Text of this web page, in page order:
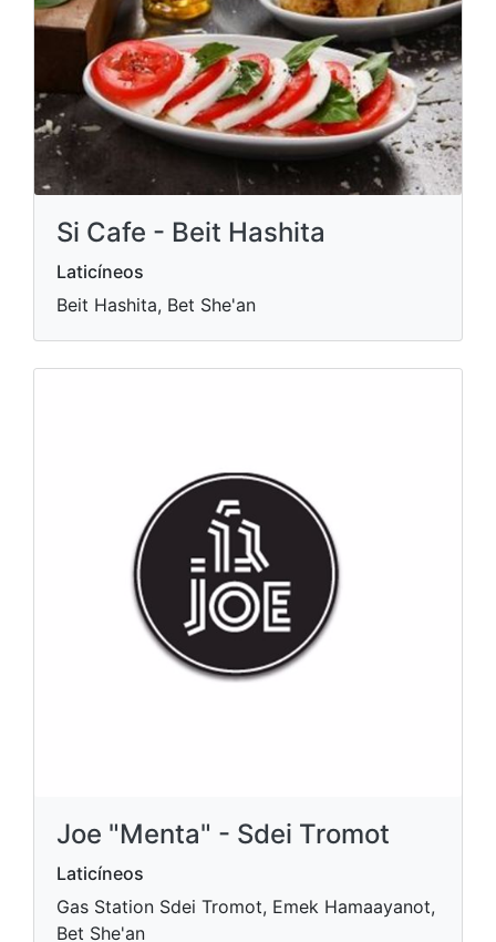
Si Cafe - Beit Hashita
Laticíneos
Beit Hashita, Bet She'an
Joe "Menta" - Sdei Tromot
Laticíneos
Gas Station Sdei Tromot, Emek Hamaayanot,
Bet She'an